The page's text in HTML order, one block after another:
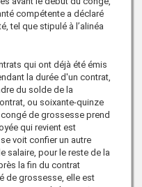
compétente a déclaré
tel que stipulé à l’alinéa
qui ont déjà été émis
la durée d'un contrat,
du solde de la
ou soixante-quinze
de grossesse prend
qui revient est
voit confier un autre
salaire, pour le reste de la
la fin du contrat
de grossesse, elle est